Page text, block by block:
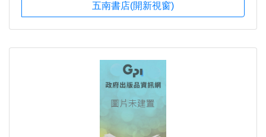
五南書店(開新視窗)